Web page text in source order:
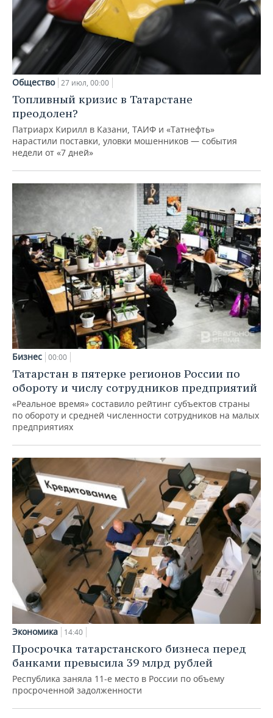
Общество 27 июл, 00:00
Топливный кризис в Татарстане
преодолен?
Патриарх Кирилл в Казани, ТАИФ и «Татнефть»
нарастили поставки, уловки мошенников — события
недели от «7 дней»
Бизнес 00:00
Татарстан в пятерке регионов России по
обороту и числу сотрудников предприятий
«Реальное время» составило рейтинг субъектов страны
по обороту и средней численности сотрудников на малых
предприятиях
Экономика 14:40
Просрочка татарстанского бизнеса перед
банками превысила 39 млрд рублей
Республика заняла 11-е место в России по объему
просроченной задолженности